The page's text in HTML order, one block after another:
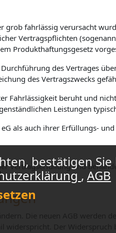
bestätigen
AGB
fahrlässig verursacht
Vertragspflichten
Produkthaftungsgesetz
des Vertrages
des Vertragszwecks
Fahrlässigkeit beruht und
Leistungen
als auch ihrer Erfüllungs-
und